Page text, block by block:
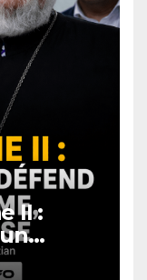
II :